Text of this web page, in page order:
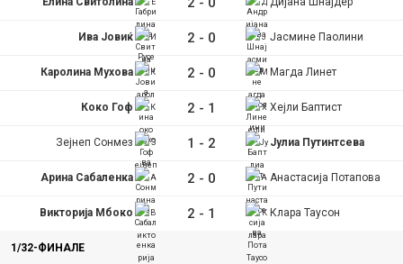
Ива Јовиќ 2 - 0 Јасмине Паолини
Каролина Мухова 2 - 0 Магда Линет
Коко Гоф 2 - 1 Хејли Баптист
Зејнеп Сонмез 1 - 2 Јулиа Путинтсева
Арина Сабаленка 2 - 0 Анастасија Потапова
Викторија Мбоко 2 - 1 Клара Таусон
1/32-ФИНАЛЕ